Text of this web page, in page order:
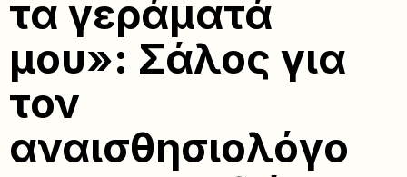
τα γεράματά
μου»: Σάλος για
τον
αναισθησιολόγο